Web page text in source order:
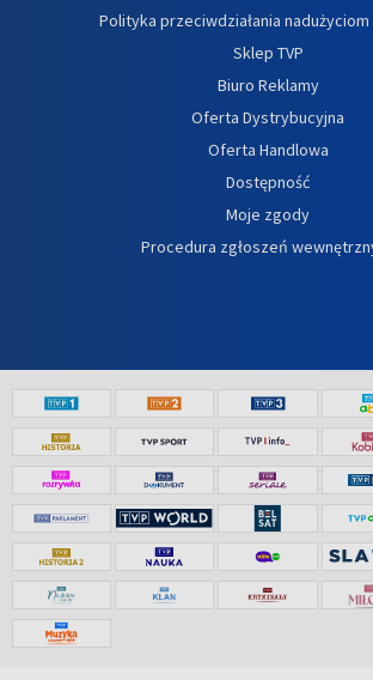
Polityka przeciwdziałania
Sklep TVP
Biuro Reklamy
Oferta Dystrybucyjna
Oferta Handlowa
Dostępność
Moje zgody
Procedura zgłoszeń